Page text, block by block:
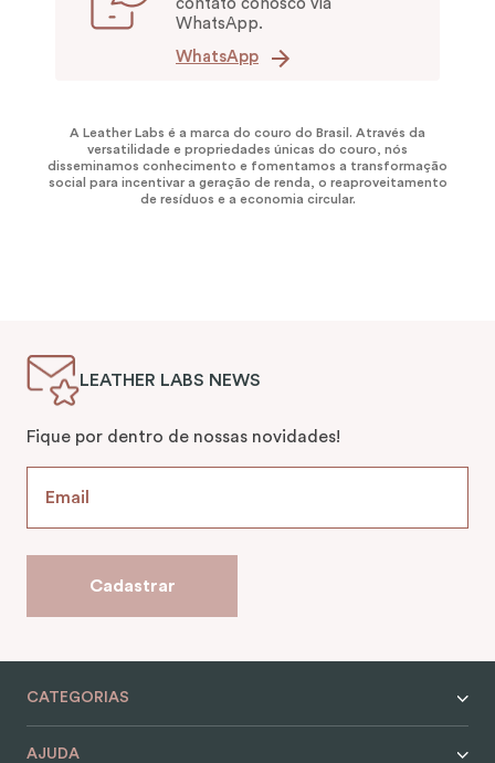
contato conosco via
WhatsApp.
WhatsApp
A Leather Labs é a marca do couro do Brasil. Através da
versatilidade e propriedades únicas do couro, nós
disseminamos conhecimento e fomentamos a transformação
social para incentivar a geração de renda, o reaproveitamento
de resíduos e a economia circular.
LEATHER LABS NEWS
Fique por dentro de nossas novidades!
Cadastrar
CATEGORIAS
AJUDA